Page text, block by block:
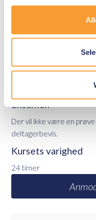
På forespørgsel
Forudgående viden
Avanceret - deltageren
Sprog
Eksamen
Der vil ikke være en
deltagerbevis.
Kursets varighed
24 timer